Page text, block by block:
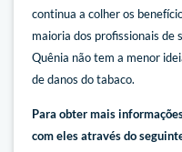
continua a colher os
maioria dos profissionais de
Quênia não tem a menor
de danos do tabaco.
Para obter mais
com eles através do